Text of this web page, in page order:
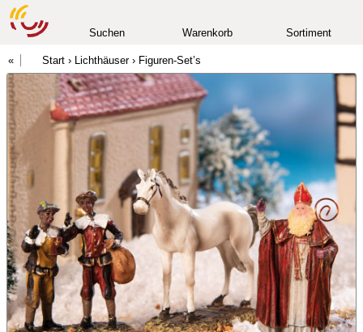
Suchen Warenkorb Sortiment
Start › Lichthäuser› Figuren-Set’s